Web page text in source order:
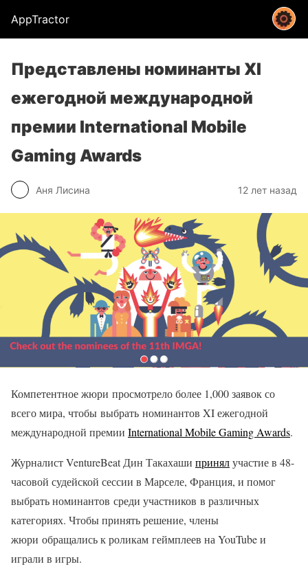
AppTractor
Представлены номинанты XI
ежегодной международной
премии International Mobile
Gaming Awards
Аня Лисина 12 лет назад
Компетентное жюри просмотрело более 1,000 заявок со
всего мира, чтобы выбрать номинантов XI ежегодной
международной премии International Mobile Gaming Awards.
Журналист VentureBeat Дин Такахаши принялучастие в 48-
часовой судейской сессии в Марселе, Франция, и помог
выбрать номинантов среди участников в различных
категориях. Чтобы принять решение, члены
жюри обращались к роликам геймплеев на YouTube и
играли в игры.